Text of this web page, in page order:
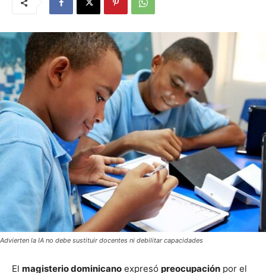
Advierten la IA no debe sustituir docentes ni debilitar capacidades
El magisterio dominicano expresó preocupación por el